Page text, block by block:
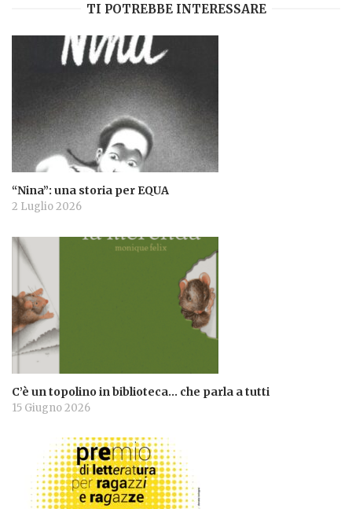
TI POTREBBE INTERESSARE
“Nina”: una storia per EQUA
2 Luglio 2026
C’è un topolino in biblioteca… che parla a tutti
15 Giugno 2026